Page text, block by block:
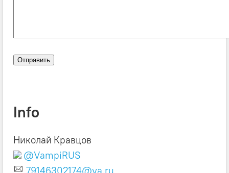
Info
Николай Кравцов
@VampiRUS
79146302174@ya.ru